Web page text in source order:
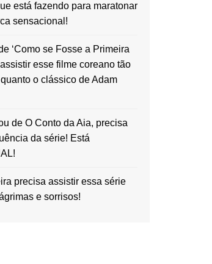
está fazendo para maratonar
sensacional!
‘Como se Fosse a Primeira
esse filme coreano tão
o clássico de Adam
de O Conto da Aia, precisa
da série! Está
precisa assistir essa série
e sorrisos!